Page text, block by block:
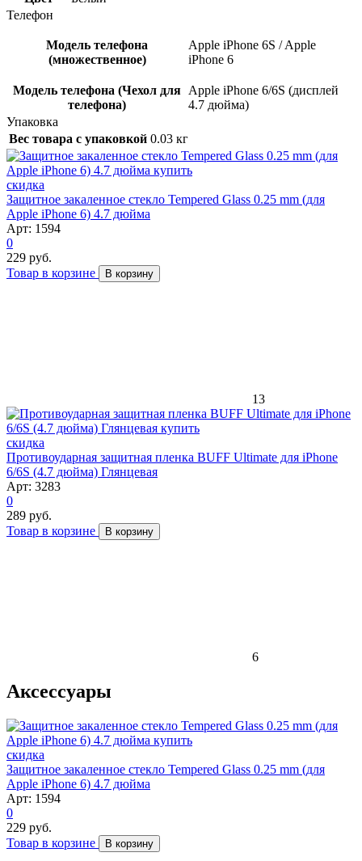
Телефон
Модель телефона
(множественное)
Apple iPhone 6S / Apple
iPhone 6
Модель телефона (Чехол для
телефона)
Apple iPhone 6/6S (дисплей
4.7 дюйма)
Упаковка
Вес товара с упаковкой 0.03 кг
скидка
Защитное закаленное стекло Tempered Glass 0.25 mm (для
Apple iPhone 6) 4.7 дюйма
Арт: 1594
0
229 руб.
Товар в корзине
В корзину
13
скидка
Противоударная защитная пленка BUFF Ultimate для iPhone
6/6S (4.7 дюйма) Глянцевая
Арт: 3283
0
289 руб.
Товар в корзине
В корзину
6
Аксессуары
скидка
Защитное закаленное стекло Tempered Glass 0.25 mm (для
Apple iPhone 6) 4.7 дюйма
Арт: 1594
0
229 руб.
Товар в корзине
В корзину